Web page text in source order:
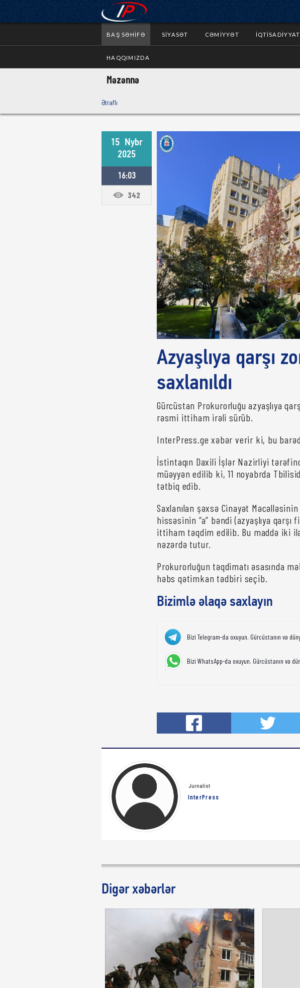
BAŞ SƏHIFƏ SIYASƏT CƏMIYYƏT İQTISADIYYAT
HAQQIMIZDA
Məzənnə
Ətraflı
15 Nybr
2025
16:03
342
Azyaşlıya qarşı
saxlanıldı
Gürcüstan Prokurorluğu azyaşlıya
rəsmi ittiham irəli sürüb.
InterPress.ge xəbər verir ki, bu
İstintaqın Daxili İşlər Nazirliyi
müəyyən edilib ki, 11 noyabrda
tətbiq edib.
Saxlanılan şəxsə Cinayət
hissəsinin “a” bəndi (azyaşlıya
ittiham təqdim edilib. Bu maddə iki
nəzərdə tutur.
Prokurorluğun təqdimatı əsasında
həbs qətimkan tədbiri seçib.
Bizimlə əlaqə saxlayın
Bizi Telegram-da oxuyun. Gürcüstanın və
Bizi WhatsApp-da oxuyun. Gürcüstanın və
Jurnalist
InterPress
Digər xəbərlər